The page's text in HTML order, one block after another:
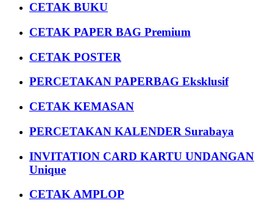
CETAK BUKU
CETAK PAPER BAG Premium
CETAK POSTER
PERCETAKAN PAPERBAG Eksklusif
CETAK KEMASAN
PERCETAKAN KALENDER Surabaya
INVITATION CARD KARTU UNDANGAN
Unique
CETAK AMPLOP